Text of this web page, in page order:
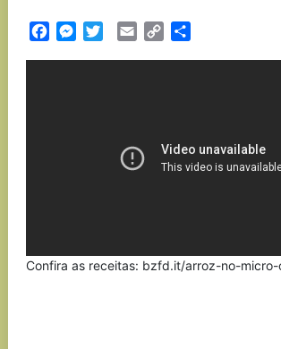
FacebookMessenger
TwitterEmail Copy
Confira as receitas: bzfd.it/arroz-no-